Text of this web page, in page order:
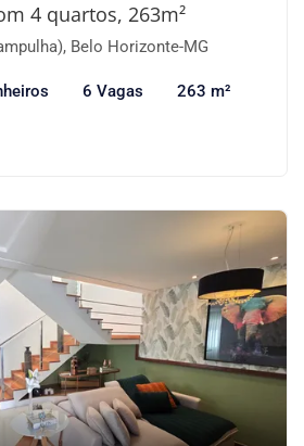
4 quartos, 263m²
Belo Horizonte-MG
6 Vagas 263 m²